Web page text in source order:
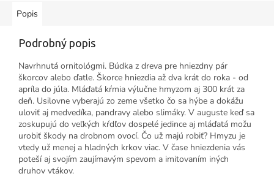
Popis
Podrobný popis
Navrhnutá ornitológmi. Búdka z dreva pre hniezdny pár
škorcov alebo ďatle. Škorce hniezdia až dva krát do roka - od
apríla do júla. Mláďatá kŕmia výlučne hmyzom aj 300 krát za
deň. Usilovne vyberajú zo zeme všetko čo sa hýbe a dokážu
uloviť aj medvedíka, pandravy alebo slimáky. V auguste keď sa
zoskupujú do veľkých kŕdľov dospelé jedince aj mláďatá možu
urobiť škody na drobnom ovocí. Čo už majú robiť? Hmyzu je
vtedy už menej a hladných krkov viac. V čase hniezdenia vás
poteší aj svojím zaujímavým spevom a imitovaním iných
druhov vtákov.